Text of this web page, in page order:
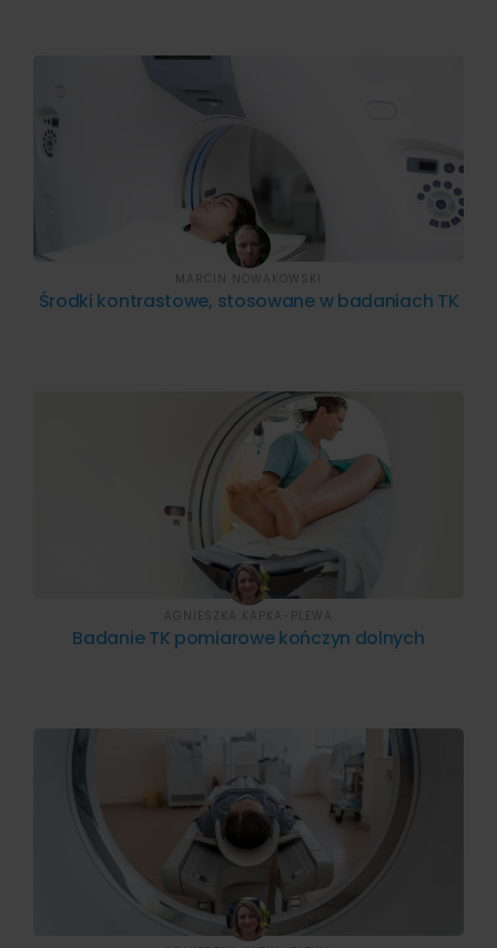
Środki kontrastowe, stosowane w badaniach TK
MARCIN NOWAKOWSKI
Badanie TK pomiarowe kończyn dolnych
AGNIESZKA KAPKA-PLEWA